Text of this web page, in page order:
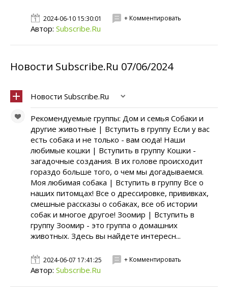
2024-06-10 15:30:01 + Комментировать
Автор: Subscribe.Ru
Новости Subscribe.Ru 07/06/2024
Новости Subscribe.Ru
Рекомендуемые группы: Дом и семья Собаки и
другие животные | Вступить в группу Если у вас
есть собака и не только - вам сюда! Наши
любимые кошки | Вступить в группу Кошки -
загадочные создания. В их голове происходит
гораздо больше того, о чем мы догадываемся.
Моя любимая собака | Вступить в группу Все о
наших питомцах! Все о дрессировке, прививках,
смешные рассказы о собаках, все об истории
собак и многое другое! Зоомир | Вступить в
группу Зоомир - это группа о домашних
животных. Здесь вы найдете интересн...
2024-06-07 17:41:25 + Комментировать
Автор: Subscribe.Ru